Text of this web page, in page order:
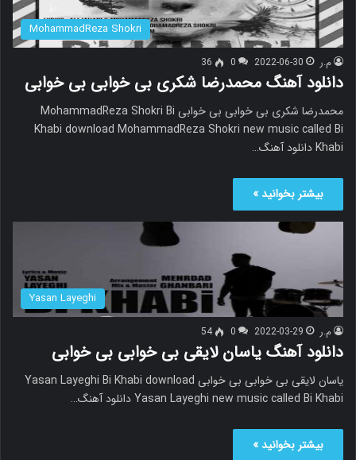
MohammadReza Shokri
م.ر 2022-06-30
0
36
دانلود آهنگ محمدرضا شکری بی خوابی بی خوابی
محمدرضا شکری بی خوابی بی خوابی MohammadReza Shokri Bi
Khabi download MohammadReza Shokri new music called Bi
Khabi دانلود آهنگ…
بیشتر بخوانید »
Yasan Layeghi
م.ر 2022-03-29
0
54
دانلود آهنگ یاسان لایقی بی خوابی بی خوابی
یاسان لایقی بی خوابی بی خوابی Yasan Layeghi Bi Khabi download
Yasan Layeghi new music called Bi Khabi دانلود آهنگ…
بیشتر بخوانید »